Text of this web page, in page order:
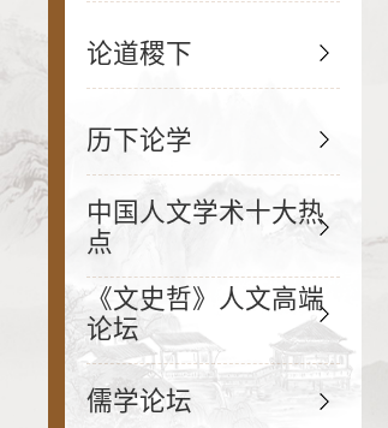
论道稷下
历下论学
中国人文学术十大热
点
《文史哲》人文高端
论坛
儒学论坛